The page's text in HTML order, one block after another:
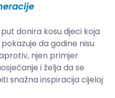
donira kosu djeci koja
da godine nisu
njen primjer
i želja da se
snažna inspiracija cijeloj